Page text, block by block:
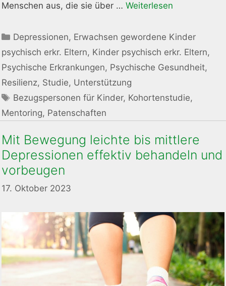
Menschen aus, die sie über … Weiterlesen
Kategorien
Depressionen, Erwachsen gewordene Kinder
psychisch erkr. Eltern, Kinder psychisch erkr. Eltern,
Psychische Erkrankungen, Psychische Gesundheit,
Resilienz, Studie, Unterstützung
Schlagwörter
Bezugspersonen für Kinder, Kohortenstudie,
Mentoring, Patenschaften
Mit Bewegung leichte bis mittlere
Depressionen effektiv behandeln und
vorbeugen
17. Oktober 2023